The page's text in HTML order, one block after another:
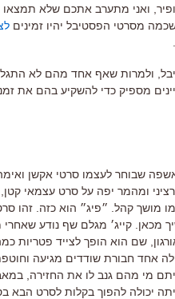
ואני מתערב אתכם שלא תמצאו
מסרטי הפסטיבל יהיו זמינים
ולמרות שאף אחד מהם לא התגלה
מספיק כדי להשקיע בהם את
שבוחר לעצמו סרטי אקשן
ומהמר יפה על סרט עצמאי קטן
מושך קהל ״פיג״ הוא כזה זהו
מכאן קייג׳ מגלם שף נודע
שם הוא הופך לצייד פטריות
אחד חבורת שודדים מגיעה
מי מהם גנב לו את החזירה
יכולה להפוך בקלות לסרט הבא